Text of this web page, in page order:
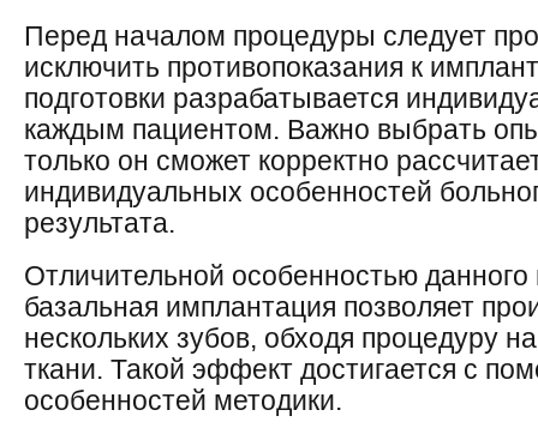
Перед началом процедуры следует
исключить противопоказания к
подготовки разрабатывается
каждым пациентом. Важно выбрать
только он сможет корректно
индивидуальных особенностей
результата.
Отличительной особенностью данного
базальная имплантация позволяет
нескольких зубов, обходя процедуру
ткани. Такой эффект достигается с
особенностей методики.